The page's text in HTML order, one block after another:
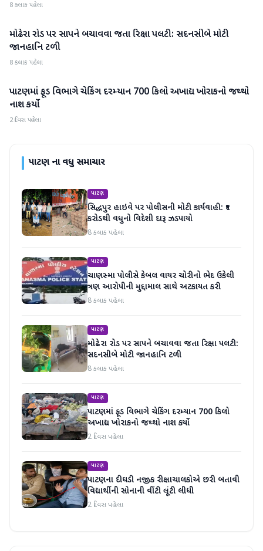
8 કલાક પહેલા
પાટણ
મોઢેરા રોડ પર સાપને બચાવવા જતા રિક્ષા પલટી: સદનસીબે મોટી
જાનહાનિ ટળી
8 કલાક પહેલા
પાટણ
પાટણમાં ફૂડ વિભાગે ચેકિંગ દરમ્યાન 700 કિલો અખાદ્ય ખોરાકનો જથ્થો
નાશ કર્યો
2 દિવસ પહેલા
પાટણના વધુ સમાચાર
પાટણ
સિદ્ધપુર હાઇવે પર પોલીસની મોટી કાર્યવાહી: ₹૧
કરોડથી વધુનો વિદેશી દારૂ ઝડપાયો
8 કલાક પહેલા
પાટણ
ચાણસ્મા પોલીસે કેબલ વાયર ચોરીનો ભેદ ઉકેલી
ત્રણ આરોપીની મુદ્દામાલ સાથે અટકાયત કરી
8 કલાક પહેલા
પાટણ
મોઢેરા રોડ પર સાપને બચાવવા જતા રિક્ષા પલટી:
સદનસીબે મોટી જાનહાનિ ટળી
8 કલાક પહેલા
પાટણ
પાટણમાં ફૂડ વિભાગે ચેકિંગ દરમ્યાન 700 કિલો
અખાદ્ય ખોરાકનો જથ્થો નાશ કર્યો
2 દિવસ પહેલા
પાટણ
પાટણના દીઘડી નજીક રીક્ષાચાલકોએ છરી બતાવી
વિદ્યાર્થીની સોનાની વીંટી લૂંટી લીધી
2 દિવસ પહેલા